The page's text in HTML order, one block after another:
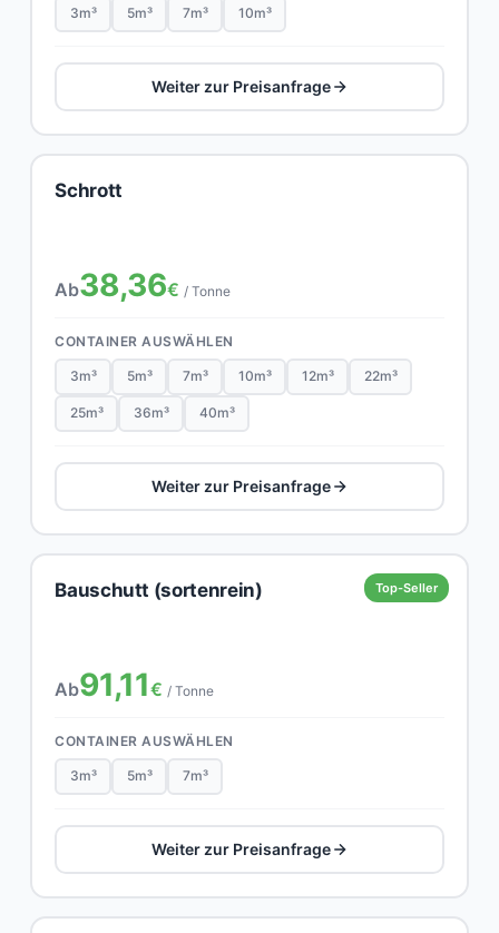
3m³ 5m³ 7m³ 10m³
Weiter zur Preisanfrage
Schrott
Ab38,36€ / Tonne
CONTAINER AUSWÄHLEN
3m³ 5m³ 7m³ 10m³ 12m³ 22m³
25m³ 36m³ 40m³
Weiter zur Preisanfrage
Top-Seller
Bauschutt (sortenrein)
Ab91,11€ / Tonne
CONTAINER AUSWÄHLEN
3m³ 5m³ 7m³
Weiter zur Preisanfrage